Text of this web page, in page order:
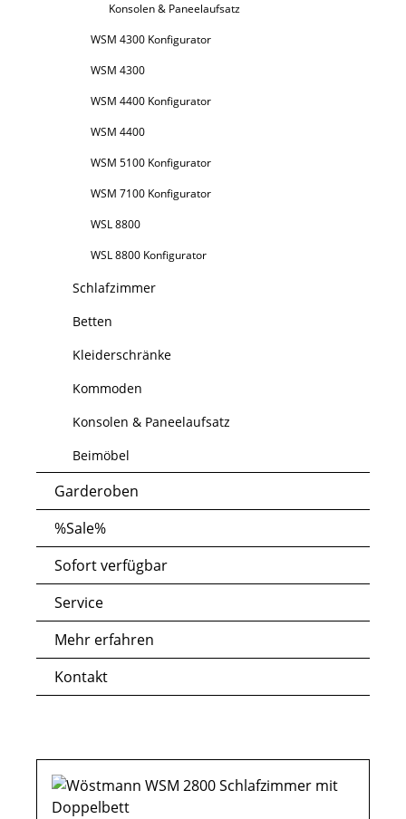
Konsolen & Paneelaufsatz
WSM 4300 Konfigurator
WSM 4300
WSM 4400 Konfigurator
WSM 4400
WSM 5100 Konfigurator
WSM 7100 Konfigurator
WSL 8800
WSL 8800 Konfigurator
Schlafzimmer
Betten
Kleiderschränke
Kommoden
Konsolen & Paneelaufsatz
Beimöbel
Garderoben
%Sale%
Sofort verfügbar
Service
Mehr erfahren
Kontakt